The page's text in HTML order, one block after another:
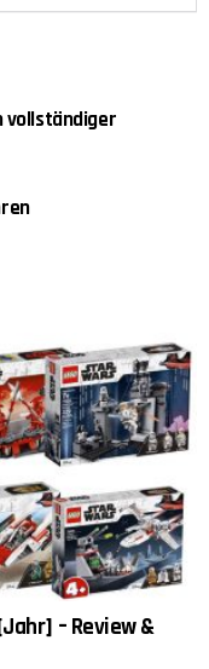
vollständiger
– Review &